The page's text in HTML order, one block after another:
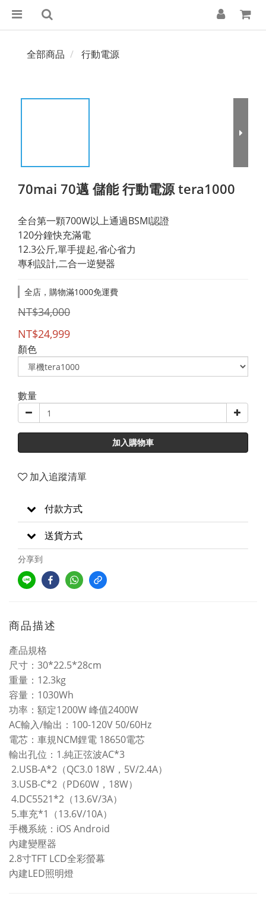
全部商品 行動電源
70mai 70邁 儲能 行動電源 tera1000
全台第一顆700W以上通過BSMI認證
120分鐘快充滿電
12.3公斤,單手提起,省心省力
專利設計,二合一逆變器
全店，購物滿1000免運費
NT$34,000
NT$24,999
顏色
數量
加入購物車
加入追蹤清單
付款方式
送貨方式
分享到
商品描述
產品規格
尺寸： 30*22.5*28cm
重量： 12.3kg
容量： 1030Wh
功率：額定1200W 峰值2400W
AC輸入/輸出： 100-120V 50/60Hz
電芯：車規NCM鋰電 18650電芯
輸出孔位： 1.純正弦波AC*3
2.USB-A*2 （QC3.0 18W ， 5V/2.4A）
3.USB-C*2 （PD60W ， 18W）
4.DC5521*2 （13.6V/3A）
5.車充*1 （13.6V/10A）
手機系統： iOS Android
內建變壓器
2.8寸TFT LCD全彩螢幕
內建LED照明燈